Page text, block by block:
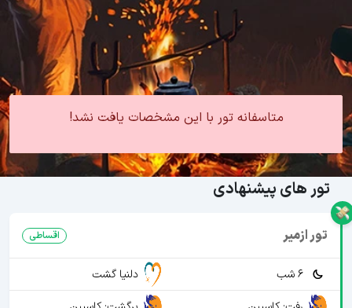
لحظه آخر تور ازمیر تور ازمیر پاییز
متاسفانه تور با این مشخصات یافت نشد!
تور های پیشنهادی
تور ازمیر اقساطی
6 شب
دلنیا گشت